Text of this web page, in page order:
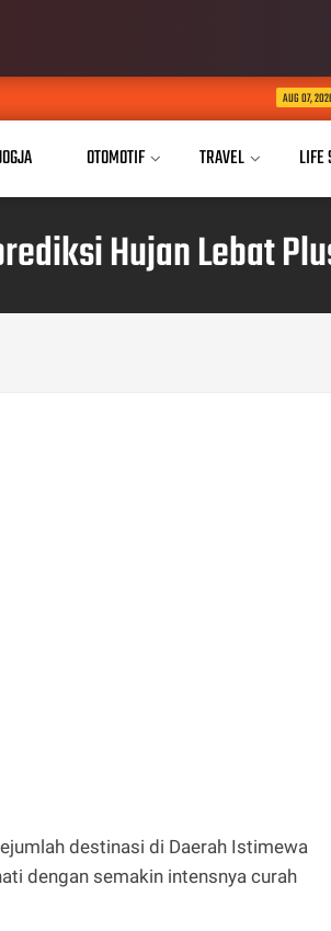
Kaukus
OTOMOTIF TRAVEL LIFE
Hujan Lebat
destinasi di Daerah Istimewa
dengan semakin intensnya curah